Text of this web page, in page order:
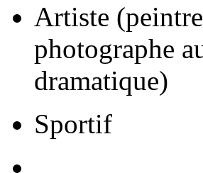
Artiste
photographe
dramatique)
Sportif